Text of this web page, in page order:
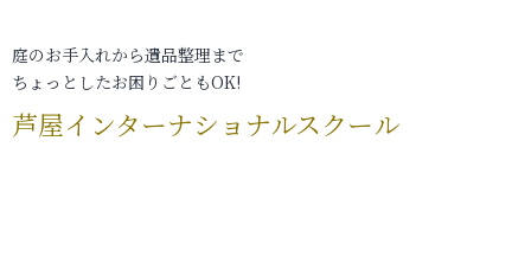
庭のお手入れから遺品整理まで
ちょっとしたお困りごともOK!
芦屋インターナショナルスクール